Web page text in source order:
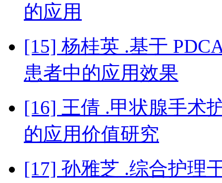
的应用
[15] 杨桂英 .基于
患者中的应用效果
[16] 王倩 .甲状腺手术
的应用价值研究
[17] 孙雅芝 .综合护理